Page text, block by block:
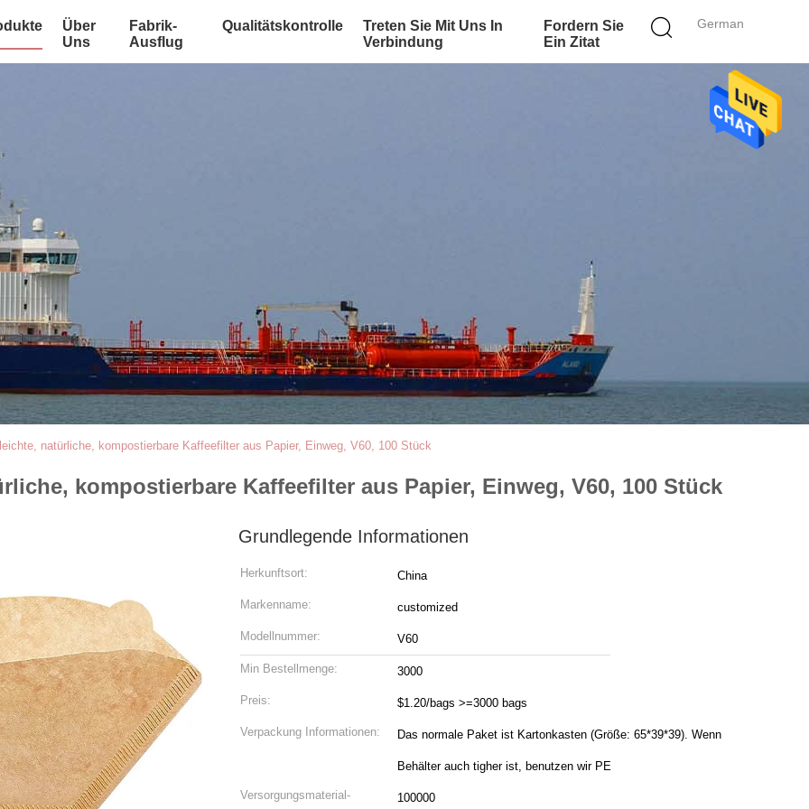
German
Über
Uns
Fabrik-
Ausflug
Qualitätskontrolle
Treten Sie Mit Uns In
Verbindung
Fordern Sie
Ein Zitat
natürliche, kompostierbare Kaffeefilter aus Papier, Einweg, V60, 100 Stück
kompostierbare Kaffeefilter aus Papier, Einweg, V60, 100 Stück
Grundlegende Informationen
Herkunftsort: China
Markenname: customized
Modellnummer: V60
Min Bestellmenge: 3000
Preis: $1.20/bags >=3000 bags
Verpackung Informationen: Das normale Paket ist Kartonkasten (Größe: 65*39*39). Wenn
Behälter auch tigher ist, benutzen wir PE
Versorgungsmaterial- 100000